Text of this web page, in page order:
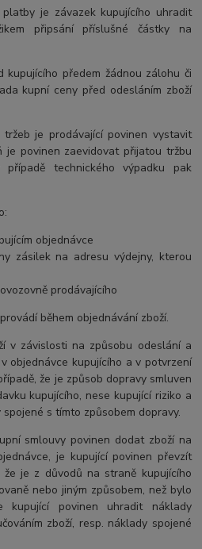
je závazek kupujícího uhradit
připsání příslušné částky na
kupujícího předem žádnou zálohu či
kupní ceny před odesláním zboží
je prodávající povinen vystavit
je povinen zaevidovat přijatou tržbu
technického výpadku pak
objednávce
zásilek na adresu výdejny, kterou
prodávajícího
během objednávání zboží.
v závislosti na způsobu odeslání a
objednávce kupujícího a v potvrzení
že je způsob dopravy smluven
kupujícího, nese kupující riziko a
s tímto způsobem dopravy.
smlouvy povinen dodat zboží na
je kupující povinen převzít
je z důvodů na straně kupujícího
nebo jiným způsobem, než bylo
kupující povinen uhradit náklady
zboží, resp. náklady spojené